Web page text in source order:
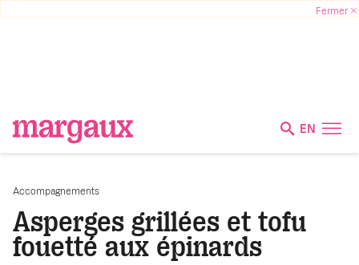
EN
Accompagnements
Asperges grillées et tofu
fouetté aux épinards